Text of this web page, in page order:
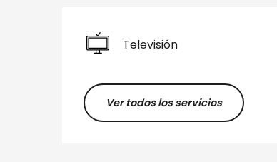
Televisión
Ver todos los servicios